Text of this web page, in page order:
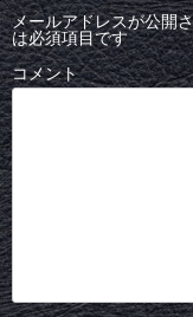
メールアドレスが公開
は必須項目です
コメント